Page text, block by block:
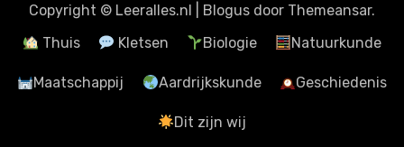
Copyright © Leeralles.nl Blogus door Themeansar.
Thuis
Kletsen Biologie Natuurkunde
Maatschappij Aardrijkskunde Geschiedenis
Dit zijn wij